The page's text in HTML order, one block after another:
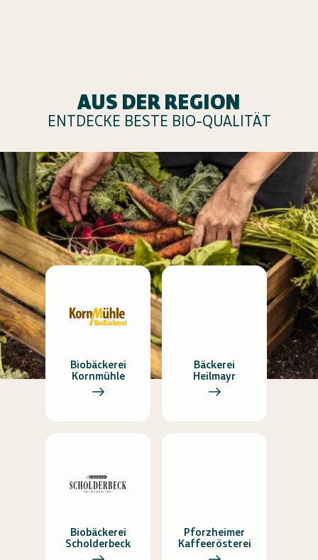
AUS DER REGION
ENTDECKE BESTE BIO-QUALITÄT
Biobäckerei
Kornmühle
Bäckerei
Heilmayr
Biobäckerei
Scholderbeck
Pforzheimer
Kaffeerösterei